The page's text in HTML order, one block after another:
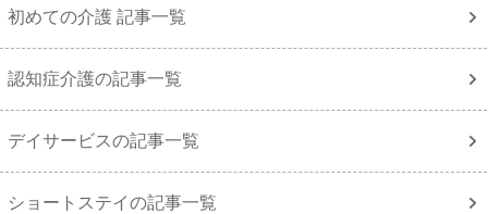
初めての介護 記事一覧
認知症介護の記事一覧
デイサービスの記事一覧
ショートステイの記事一覧